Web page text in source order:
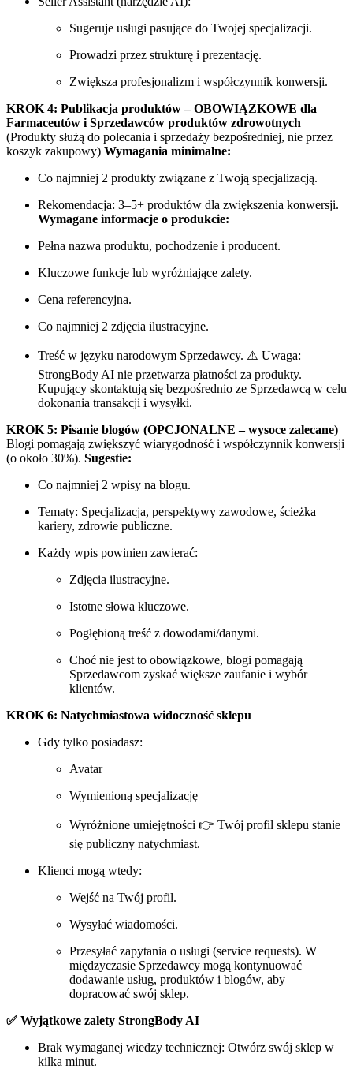
Sugeruje usługi pasujące do Twojej specjalizacji.
Prowadzi przez strukturę i prezentację.
Zwiększa profesjonalizm i współczynnik konwersji.
KROK 4: Publikacja produktów – OBOWIĄZKOWE dla
Farmaceutów i Sprzedawców produktów zdrowotnych
(Produkty służą do polecania i sprzedaży bezpośredniej, nie przez
koszyk zakupowy) Wymagania minimalne:
Co najmniej 2 produkty związane z Twoją specjalizacją.
Rekomendacja: 3–5+ produktów dla zwiększenia konwersji.
Wymagane informacje o produkcie:
Pełna nazwa produktu, pochodzenie i producent.
Kluczowe funkcje lub wyróżniające zalety.
Cena referencyjna.
Co najmniej 2 zdjęcia ilustracyjne.
Treść w języku narodowym Sprzedawcy. ⚠️ Uwaga:
StrongBody AI nie przetwarza płatności za produkty.
Kupujący skontaktują się bezpośrednio ze Sprzedawcą w celu
dokonania transakcji i wysyłki.
KROK 5: Pisanie blogów (OPCJONALNE – wysoce zalecane)
Blogi pomagają zwiększyć wiarygodność i współczynnik konwersji
(o około 30%). Sugestie:
Co najmniej 2 wpisy na blogu.
Tematy: Specjalizacja, perspektywy zawodowe, ścieżka
kariery, zdrowie publiczne.
Każdy wpis powinien zawierać:
Zdjęcia ilustracyjne.
Istotne słowa kluczowe.
Pogłębioną treść z dowodami/danymi.
Choć nie jest to obowiązkowe, blogi pomagają
Sprzedawcom zyskać większe zaufanie i wybór
klientów.
KROK 6: Natychmiastowa widoczność sklepu
Gdy tylko posiadasz:
Avatar
Wymienioną specjalizację
Wyróżnione umiejętności 👉 Twój profil sklepu stanie
się publiczny natychmiast.
Klienci mogą wtedy:
Wejść na Twój profil.
Wysyłać wiadomości.
Przesyłać zapytania o usługi (service requests). W
międzyczasie Sprzedawcy mogą kontynuować
dodawanie usług, produktów i blogów, aby
dopracować swój sklep.
✅ Wyjątkowe zalety StrongBody AI
Brak wymaganej wiedzy technicznej: Otwórz swój sklep w
kilka minut.